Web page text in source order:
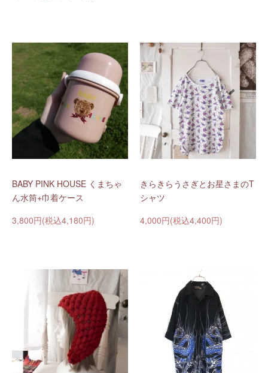
BABY PINK HOUSE くまちゃ
ん水筒+巾着ケース
3,800円(税込4,180円)
きらきらうさぎとお星さまのT
シャツ
4,000円(税込4,400円)